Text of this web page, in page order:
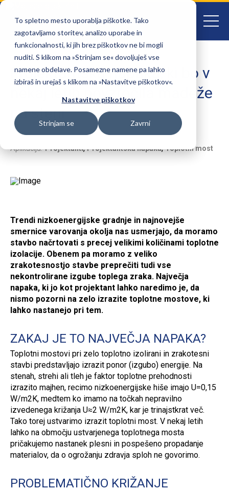
To spletno mesto uporablja piškotke. Tako
zagotavljamo storitev, analizo uporabe in
funkcionalnosti, ki jih brez piškotkov ne bi mogli
nuditi. S klikom na »Strinjam se« dovoljuješ vse
namene obdelave. Posamezne namene pa lahko
izbiraš in urejaš s klikom na »Nastavitve piškotkov«.
Nastavitve piškotkov
Strinjam se Zavrni
Projektantska napaka, ki bo v
nekaj letih povzročila madeže
na steni
Datum objave: 05.09.2018
Aplikacija: Projektanti,Projektantska napaka,Toplotni most
Trendi nizkoenergijske gradnje in najnovejše
smernice varovanja okolja nas usmerjajo, da moramo
stavbo načrtovati s precej velikimi količinami toplotne
izolacije. Obenem pa moramo z veliko
zrakotesnostjo stavbe preprečiti tudi vse
nekontrolirane izgube toplega zraka. Največja
napaka, ki jo kot projektant lahko naredimo je, da
nismo pozorni na zelo izrazite toplotne mostove, ki
lahko nastanejo pri tem.
ZAKAJ JE TO NAJVEČJA NAPAKA?
Toplotni mostovi pri zelo toplotno izolirani in zrakotesni
stavbi predstavljajo izrazit ponor (izgubo) energije. Na
stenah, strehi ali tleh je faktor toplotne prehodnosti
izrazito majhen, recimo nizkoenergijske hiše imajo U=0,15
W/m2K, medtem ko imamo na točkah nepravilno
izvedenega križanja U≈2 W/m2K, kar je trinajstkrat več.
Tako torej ustvarimo izrazit toplotni most. V nekaj letih
lahko na območju ustvarjenega toplotnega mosta
pričakujemo nastanek plesni in pospešeno propadanje
materialov, da o ogrožanju zdravja sploh ne govorimo.
PROBLEMATIČNO KRIŽANJE